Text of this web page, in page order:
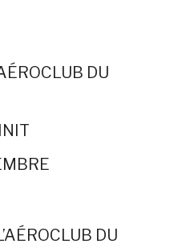
DU
DU